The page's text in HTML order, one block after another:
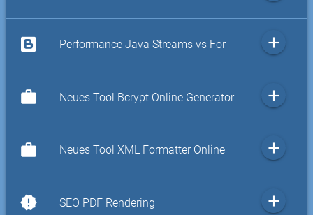
Performance Java Streams vs For add
work Neues Tool Bcrypt Online Generator add
work Neues Tool XML Formatter Online add
new_releases SEO PDF Rendering add